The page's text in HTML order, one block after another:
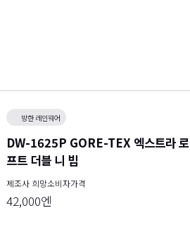
방한 레인웨어
DW-1625P GORE-TEX 엑스트라 로
프트 더블 니 빕
제조사 희망소비자가격
42,000엔